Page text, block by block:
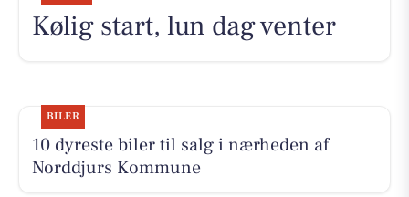
Kølig start, lun dag venter
BILER
10 dyreste biler til salg i nærheden af
Norddjurs Kommune